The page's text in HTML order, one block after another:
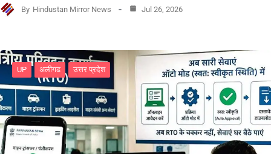
By Hindustan Mirror News Jul 26, 2026
UP अलीगढ उत्तर प्रदेश